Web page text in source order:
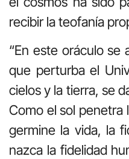
recibir la teofanía
“En este oráculo se
que perturba el
cielos y la tierra, se
Como el sol penetra
germine la vida, la
nazca la fidelidad